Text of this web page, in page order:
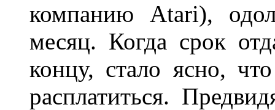
компанию Atari),
месяц. Когда срок
концу, стало ясно,
расплатиться.